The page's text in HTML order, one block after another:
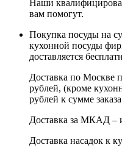
Наши
вам помогут.
Покупка посуды на
кухонной посуды
доставляется
Доставка по Москве
рублей, (кроме
рублей к сумме
Доставка за МКАД –
Доставка насадок к